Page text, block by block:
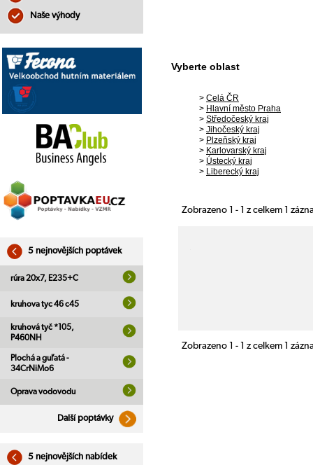
Naše výhody
5 nejnovějších poptávek
rúra 20x7, E235+C
kruhova tyc 46 c45
kruhová tyč *105,
P460NH
Plochá a guľatá -
34CrNiMo6
Oprava vodovodu
Další poptávky
5 nejnovějších nabídek
Vyberte oblast
> Celá ČR
> Hlavní město Praha
> Středočeský kraj
> Jihočeský kraj
> Plzeňský kraj
> Karlovarský kraj
> Ústecký kraj
> Liberecký kraj
Zobrazeno 1 - 1 z celkem 1
Zobrazeno 1 - 1 z celkem 1